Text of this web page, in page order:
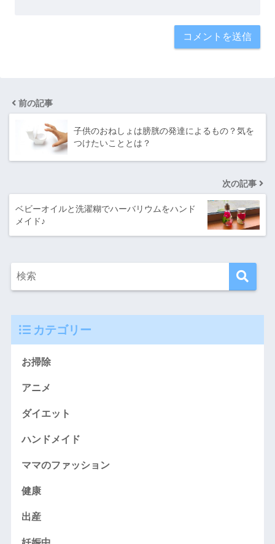
前の記事
子供のおねしょは膀胱の発達によるもの？気を
つけたいこととは？
次の記事
ベビーオイルと洗濯糊でハーバリウムをハンド
メイド♪
カテゴリー
お掃除
アニメ
ダイエット
ハンドメイド
ママのファッション
健康
出産